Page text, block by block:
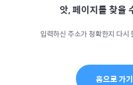
앗, 페이지를 찾을
입력하신 주소가 정확한지 다시
홈으로 가기